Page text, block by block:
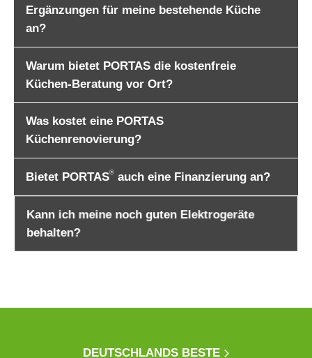
Ergänzungen für meine bestehende Küche
an?
Warum bietet PORTAS die kostenfreie
Küchen-Beratung vor Ort?
Was kostet eine PORTAS
Küchenrenovierung?
Bietet PORTAS® auch eine Finanzierung an?
Kann ich meine noch guten Elektrogeräte
behalten?
DEUTSCHLANDS BESTE